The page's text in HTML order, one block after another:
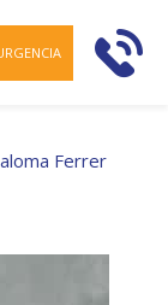
Ferrer